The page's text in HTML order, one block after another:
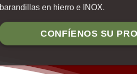
barandillas en hierro e INOX.
CONFÍENOS SU